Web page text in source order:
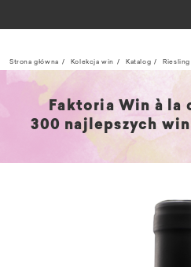
Strona główna Kolekcja win Katalog
Faktoria Win à la
300 najlepszych